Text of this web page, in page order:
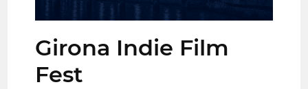
Girona Indie Film
Fest